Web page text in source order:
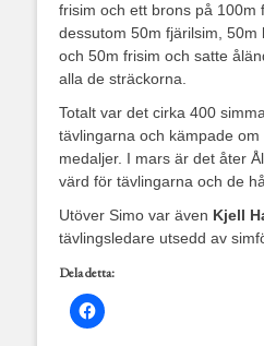
frisim och ett brons på 100m
dessutom 50m fjärilsim, 50m
och 50m frisim och satte
alla de sträckorna.
Totalt var det cirka 400
tävlingarna och kämpade
medaljer. I mars är det åter
värd för tävlingarna och de
Utöver Simo var även Kjell
tävlingsledare utsedd av
Dela detta: